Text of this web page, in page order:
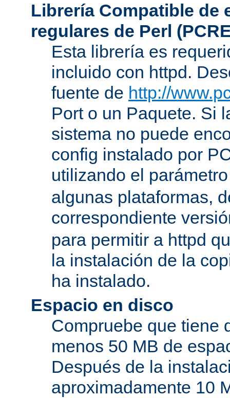
Librería Compatible de
regulares de Perl
Esta librería es
incluido con httpd.
fuente de http://
Port o un Paquete. Si
sistema no puede
config instalado por
utilizando el parámetro
algunas plataformas,
correspondiente
para permitir a httpd
la instalación de la
ha instalado.
Espacio en disco
Compruebe que tiene
menos 50 MB de
Después de la
aproximadamente 10